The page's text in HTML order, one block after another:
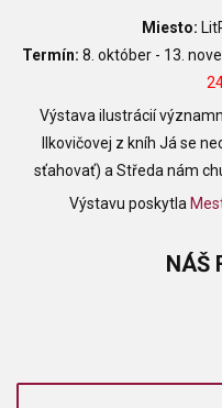
Miesto:
Termín: 8. október - 13.
Výstava ilustrácií
Ilkovičovej z kníh Já se
sťahovať) a Středa nám
Výstavu poskytla
NÁŠ